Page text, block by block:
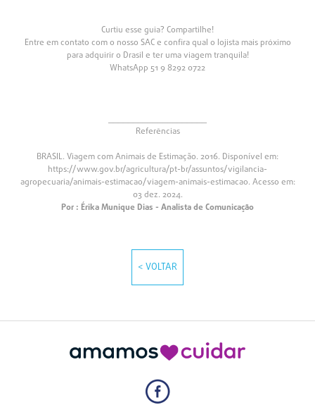
Curtiu esse guia? Compartilhe!
Entre em contato com o nosso SAC e confira qual o lojista mais próximo
para adquirir o Drasil e ter uma viagem tranquila!
WhatsApp 51 9 8292 0722
Referências
BRASIL. Viagem com Animais de Estimação. 2016. Disponível em:
https://www.gov.br/agricultura/pt-br/assuntos/vigilancia-
agropecuaria/animais-estimacao/viagem-animais-estimacao. Acesso em:
03 dez. 2024.
Por : Érika Munique Dias - Analista de Comunicação
< VOLTAR